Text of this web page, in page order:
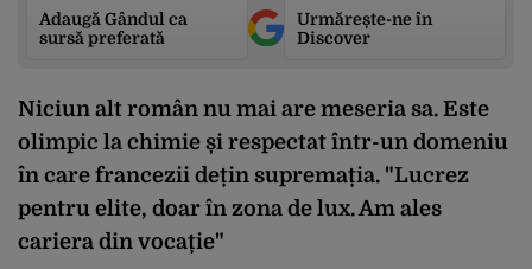
Adaugă Gândul ca
sursă preferată
Urmărește-ne în
Discover
Niciun alt român nu mai are meseria sa. Este
olimpic la chimie și respectat într-un domeniu
în care francezii dețin supremația. "Lucrez
pentru elite, doar în zona de lux. Am ales
cariera din vocație"